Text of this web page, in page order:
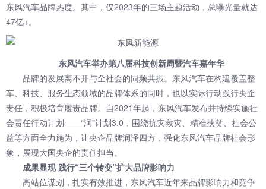
东风汽车品牌热度。其中，仅2023年的三场主题活动，总曝光量就达
47亿+。
东风汽车举办第八届科技创新周暨汽车嘉年华
品牌的发展离不开与全社会的同频共振。东风汽车在构建覆盖整
车、科技、服务生态领域的品牌体系的同时，也以实际行动践行央企
责任，积极培育履责品牌。自2021年起，东风汽车发布并持续实施社
会责任行动计划——“润”计划3.0，围绕抗灾救灾、精准扶贫、社会公
益等方面全力施为，让央企品牌润泽四方，强化东风汽车品牌社会形
象，展现大国央企的责任担当。
成果显现 践行“三个转变”扩大品牌影响力
高站位谋划，扎实有效推进，东风汽车近年来品牌影响力和竞争